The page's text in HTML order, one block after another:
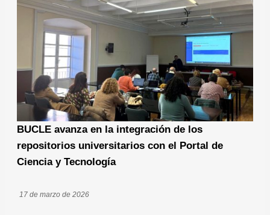
BUCLE avanza en la integración de los
repositorios universitarios con el Portal de
Ciencia y Tecnología
17 de marzo de 2026